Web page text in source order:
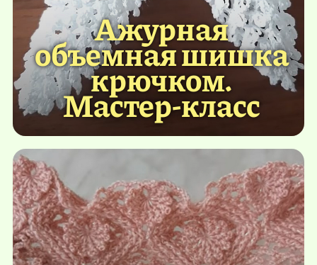
Ажурная
объемная шишка
крючком.
Мастер-класс